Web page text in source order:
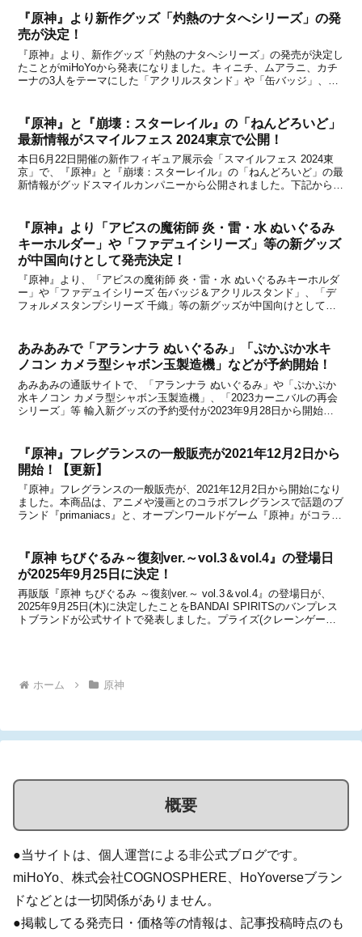
『原神』より新作グッズ「灼熱のナタへシリーズ」の発
売が決定！
『原神』より、新作グッズ「灼熱のナタへシリーズ」の発売が決定し
たことがmiHoYoから発表になりました。キィニチ、ムアラニ、カチ
ーナの3人をテーマにした「アクリルスタンド」や「缶バッジ」、
『原神』と『崩壊：スターレイル』の「ねんどろいど」
最新情報がスマイルフェス 2024東京で公開！
本日6月22日開催の新作フィギュア展示会「スマイルフェス 2024東
京」で、『原神』と『崩壊：スターレイル』の「ねんどろいど」の最
新情報がグッドスマイルカンパニーから公開されました。下記から詳
『原神』より「アビスの魔術師 炎・雷・水 ぬいぐるみ
キーホルダー」や「ファデュイシリーズ」等の新グッズ
が中国向けとして発売決定！
『原神』より、「アビスの魔術師 炎・雷・水 ぬいぐるみキーホルダ
ー」や「ファデュイシリーズ 缶バッジ＆アクリルスタンド」、「デ
フォルメスタンプシリーズ 千織」等の新グッズが中国向けとして発
あみあみで「アランナラ ぬいぐるみ」「ぷかぷか水キ
ノコン カメラ型シャボン玉製造機」などが予約開始！
あみあみの通販サイトで、「アランナラ ぬいぐるみ」や「ぷかぷか
水キノコン カメラ型シャボン玉製造機」、「2023カーニバルの再会
シリーズ」等 輸入新グッズの予約受付が2023年9月28日から開始に
『原神』フレグランスの一般販売が2021年12月2日から
開始！【更新】
『原神』フレグランスの一般販売が、2021年12月2日から開始になり
ました。本商品は、アニメや漫画とのコラボフレグランスで話題のブ
ランド『primaniacs』と、オープンワールドゲーム『原神』がコラボ
『原神 ちびぐるみ～復刻ver.～vol.3＆vol.4』の登場日
が2025年9月25日に決定！
再販版『原神 ちびぐるみ ～復刻ver.～ vol.3＆vol.4』の登場日が、
2025年9月25日(木)に決定したことをBANDAI SPIRITSのバンプレス
トブランドが公式サイトで発表しました。プライズ(クレーンゲーム
ホーム 原神
概要
●当サイトは、個人運営による非公式ブログです。
miHoYo、株式会社COGNOSPHERE、HoYoverseブラン
ドなどとは一切関係がありません。
●掲載してる発売日・価格等の情報は、記事投稿時点のも